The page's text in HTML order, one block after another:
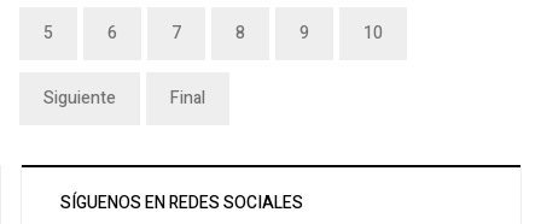
5 6 7 8 9 10
Siguiente Final
SÍGUENOS EN REDES SOCIALES